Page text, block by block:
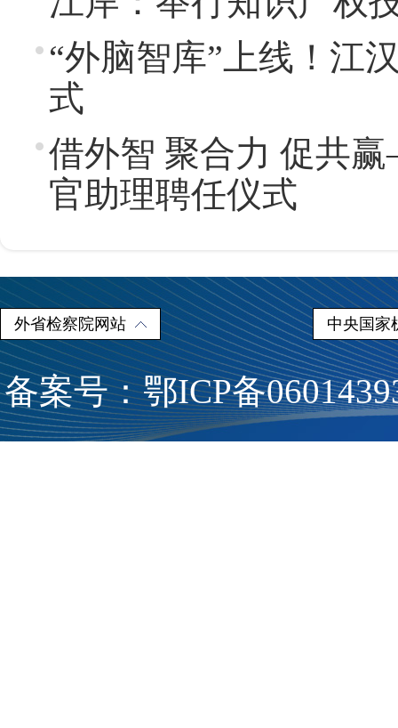
“外脑智库”上线！江
式
借外智 聚合力 促共
官助理聘任仪式
外省检察院网站 中央国家
备案号：鄂ICP备